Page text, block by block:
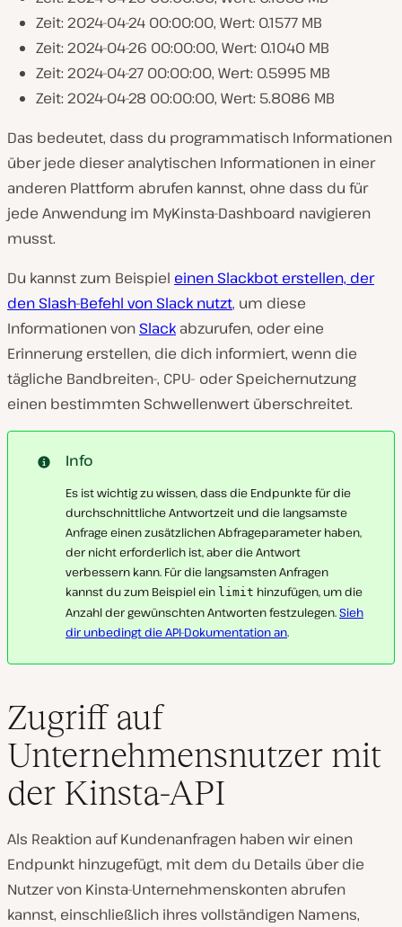
Zeit: 2024-04-24 00:00:00, Wert: 0.1577 MB
Zeit: 2024-04-26 00:00:00, Wert: 0.1040 MB
Zeit: 2024-04-27 00:00:00, Wert: 0.5995 MB
Zeit: 2024-04-28 00:00:00, Wert: 5.8086 MB
Das bedeutet, dass du programmatisch Informationen
über jede dieser analytischen Informationen in einer
anderen Plattform abrufen kannst, ohne dass du für
jede Anwendung im MyKinsta-Dashboard navigieren
musst.
Du kannst zum Beispiel einen Slackbot erstellen, der
den Slash-Befehl von Slack nutzt, um diese
Informationen von Slack abzurufen, oder eine
Erinnerung erstellen, die dich informiert, wenn die
tägliche Bandbreiten-, CPU- oder Speichernutzung
einen bestimmten Schwellenwert überschreitet.
Info
Es ist wichtig zu wissen, dass die Endpunkte für die
durchschnittliche Antwortzeit und die langsamste
Anfrage einen zusätzlichen Abfrageparameter haben,
der nicht erforderlich ist, aber die Antwort
verbessern kann. Für die langsamsten Anfragen
kannst du zum Beispiel ein limit hinzufügen, um die
Anzahl der gewünschten Antworten festzulegen.Sieh
dir unbedingt die API-Dokumentation an.
Zugriff auf
Unternehmensnutzer mit
der Kinsta-API
Als Reaktion auf Kundenanfragen haben wir einen
Endpunkt hinzugefügt, mit dem du Details über die
Nutzer von Kinsta-Unternehmenskonten abrufen
kannst, einschließlich ihres vollständigen Namens,